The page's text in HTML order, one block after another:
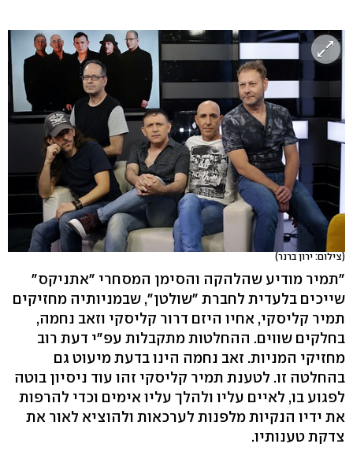
(צילום: ירון ברנר)
"תמיר מודיע שהלהקה והסימן המסחרי "אתניקס"
שייכים בלעדית לחברת "שולטן", שבמניותיה מחזיקים
תמיר קליסקי, אחיו היזם דרור קליסקי וזאב נחמה,
בחלקים שווים. ההחלטות מתקבלות עפ"י דעת רוב
מחזיקי המניות. זאב נחמה הינו בדעת מיעוט גם
בהחלטה זו. לטענת תמיר קליסקי זהו עוד ניסיון בוטה
לפגוע בו, לאיים עליו ולהלך עליו אימים וכדי להרפות
את ידיו הנקיות מלפנות לערכאות ולהוציא לאור את
צדקת טענותיו.